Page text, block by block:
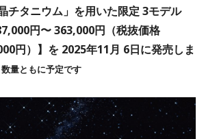
チタニウム」を用いた限定 3モデル
円〜 363,000円（税抜価格
円）】を 2025年11月 6⽇に発売しま
量ともに予定です